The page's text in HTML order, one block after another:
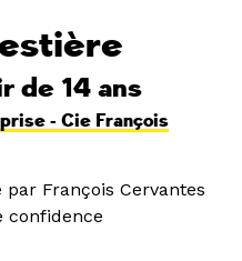
de 14 ans
- Cie François
François Cervantes
confidence